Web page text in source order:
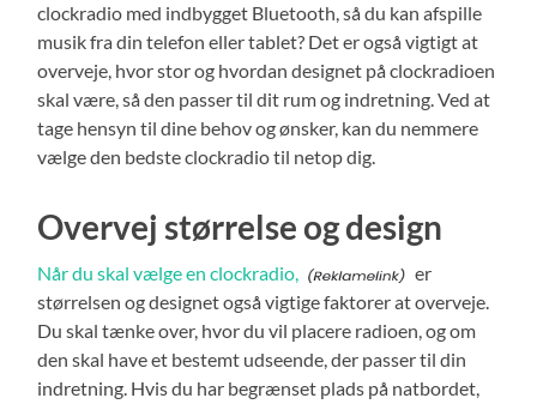
clockradio med indbygget Bluetooth, så du kan afspille
musik fra din telefon eller tablet? Det er også vigtigt at
overveje, hvor stor og hvordan designet på clockradioen
skal være, så den passer til dit rum og indretning. Ved at
tage hensyn til dine behov og ønsker, kan du nemmere
vælge den bedste clockradio til netop dig.
Overvej størrelse og design
Når du skal vælge en clockradio,
er
størrelsen og designet også vigtige faktorer at overveje.
Du skal tænke over, hvor du vil placere radioen, og om
den skal have et bestemt udseende, der passer til din
indretning. Hvis du har begrænset plads på natbordet,